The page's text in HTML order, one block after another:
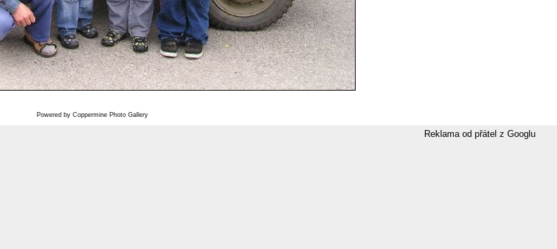
Powered by Coppermine Photo Gallery
Reklama od přátel z Googlu